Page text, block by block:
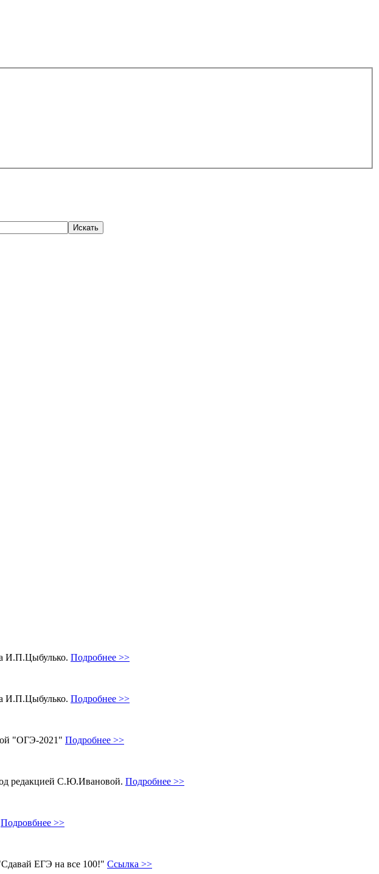
И.П.Цыбулько. Подробнее >>
И.П.Цыбулько. Подробнее >>
"ОГЭ-2021" Подробнее >>
редакцией С.Ю.Ивановой. Подробнее >>
Подровбнее >>
ЕГЭ на все 100!" Ссылка >>